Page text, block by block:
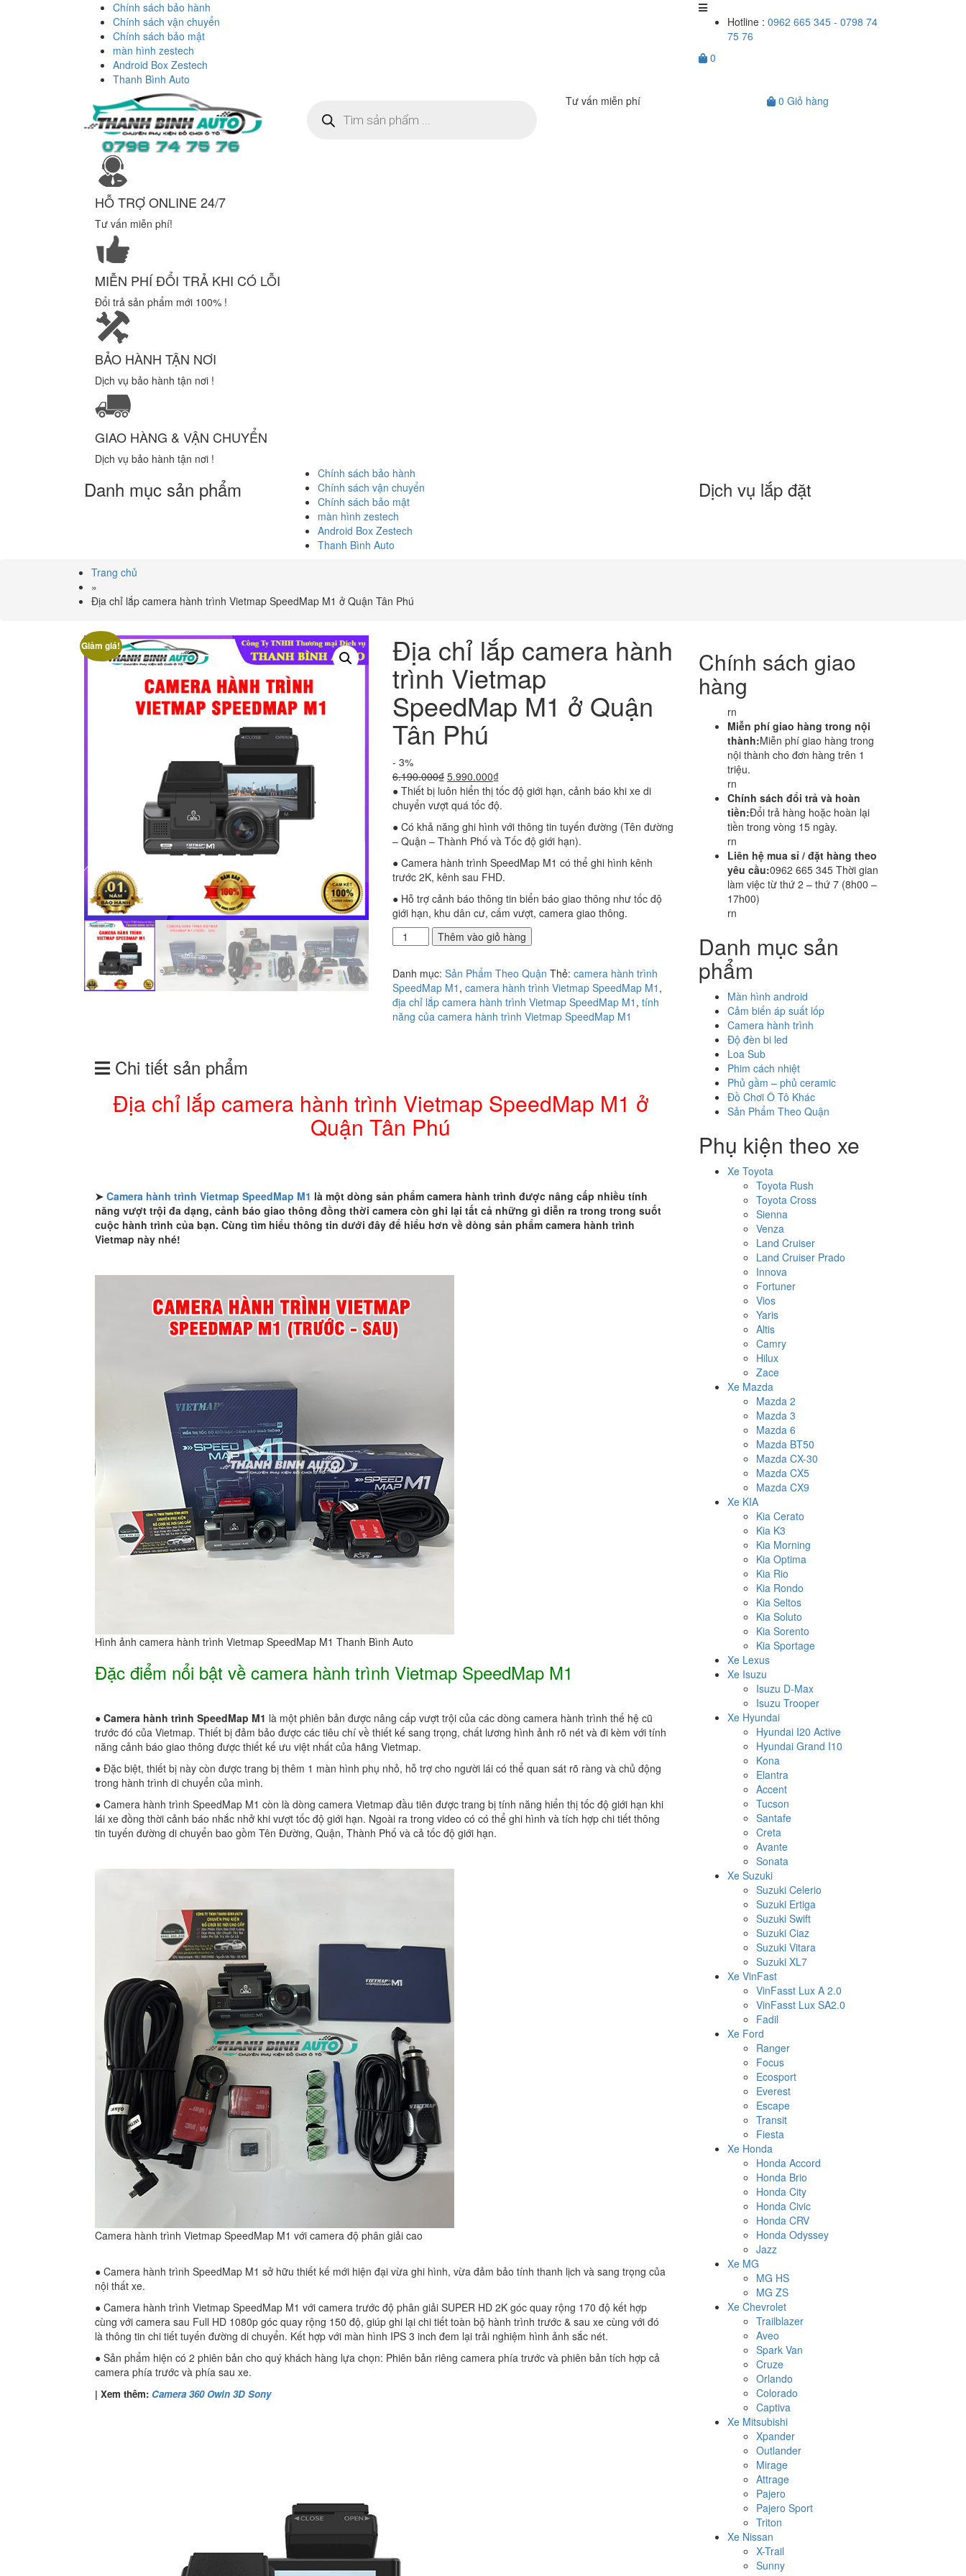
Chính sách bảo hành
Chính sách vận chuyển
Chính sách bảo mật
màn hình zestech
Android Box Zestech
Thanh Bình Auto
Hotline : 0962 665 345 - 0798 74
75 76
0
kiếm
sản
Tư vấn miễn phí 0 Giỏ hàng
HỖ TRỢ ONLINE 24/7
Tư vấn miễn phí!
MIỄN PHÍ ĐỔI TRẢ KHI CÓ LỖI
Đổi trả sản phẩm mới 100% !
BẢO HÀNH TẬN NƠI
Dịch vụ bảo hành tận nơi !
GIAO HÀNG & VẬN CHUYỂN
Dịch vụ bảo hành tận nơi !
Danh mục sản phẩm
Chính sách bảo hành
Chính sách vận chuyển
Chính sách bảo mật
màn hình zestech
Android Box Zestech
Thanh Bình Auto
Dịch vụ lắp đặt
Trang chủ
»
Địa chỉ lắp camera hành trình Vietmap SpeedMap M1 ở Quận Tân Phú
Giảm giá! Địa chỉ lắp camera hành
trình Vietmap
SpeedMap M1 ở Quận
Tân Phú
- 3%
6.190.000₫ Giá
gốc
là:
5.990.000₫Giá
hiện
tại
5.990.000₫.
● Thiết bị luôn hiển thị tốc độ giới hạn, cảnh báo khi xe di
chuyển vượt quá tốc độ.
● Có khả năng ghi hình với thông tin tuyến đường (Tên đường
– Quận – Thành Phố và Tốc độ giới hạn).
● Camera hành trình SpeedMap M1 có thể ghi hình kênh
trước 2K, kênh sau FHD.
● Hỗ trợ cảnh báo thông tin biển báo giao thông như tốc độ
giới hạn, khu dân cư, cấm vượt, camera giao thông.
Địa
chỉ
camera
hành
trình
Vietmap
Phú
lượng
Thêm vào giỏ hàng
Danh mục: Sản Phẩm Theo Quận Thẻ: camera hành trình
SpeedMap M1 , camera hành trình Vietmap SpeedMap M1 ,
địa chỉ lắp camera hành trình Vietmap SpeedMap M1 , tính
năng của camera hành trình Vietmap SpeedMap M1
Chi tiết sản phẩm
Địa chỉ lắp camera hành trình Vietmap SpeedMap M1 ở
Quận Tân Phú
➤ Camera hành trình Vietmap SpeedMap M1 là một dòng sản phẩm camera hành trình được nâng cấp nhiều tính
năng vượt trội đa dạng, cảnh báo giao thông đồng thời camera còn ghi lại tất cả những gì diễn ra trong trong suốt
cuộc hành trình của bạn. Cùng tìm hiểu thông tin dưới đây để hiểu hơn về dòng sản phẩm camera hành trình
Vietmap này nhé!
Hình ảnh camera hành trình Vietmap SpeedMap M1 Thanh Bình Auto
Đặc điểm nổi bật về camera hành trình Vietmap SpeedMap M1
● Camera hành trình SpeedMap M1 là một phiên bản được nâng cấp vượt trội của các dòng camera hành trình thế hệ cũ
trước đó của Vietmap. Thiết bị đảm bảo được các tiêu chí về thiết kế sang trọng, chất lương hình ảnh rõ nét và đi kèm với tính
năng cảnh báo giao thông được thiết kế ưu việt nhất của hãng Vietmap.
● Đặc biệt, thiết bị này còn được trang bị thêm 1 màn hình phụ nhỏ, hỗ trợ cho người lái có thể quan sát rõ ràng và chủ động
trong hành trình di chuyển của mình.
● Camera hành trình SpeedMap M1 còn là dòng camera Vietmap đầu tiên được trang bị tính năng hiển thị tốc độ giới hạn khi
lái xe đồng thời cảnh báo nhắc nhở khi vượt tốc độ giới hạn. Ngoài ra trong video có có thể ghi hình và tích hợp chi tiết thông
tin tuyến đường di chuyển bao gồm Tên Đường, Quận, Thành Phố và cả tốc độ giới hạn.
Camera hành trình Vietmap SpeedMap M1 với camera độ phân giải cao
● Camera hành trình SpeedMap M1 sở hữu thiết kế mới hiện đại vừa ghi hình, vừa đảm bảo tính thanh lịch và sang trọng của
nội thất xe.
● Camera hành trình Vietmap SpeedMap M1 với camera trước độ phân giải SUPER HD 2K góc quay rộng 170 độ kết hợp
cùng với camera sau Full HD 1080p góc quay rộng 150 độ, giúp ghi lại chi tiết toàn bộ hành trình trước & sau xe cùng với đó
là thông tin chi tiết tuyến đường di chuyển. Kết hợp với màn hình IPS 3 inch đem lại trải nghiệm hình ảnh sắc nét.
● Sản phẩm hiện có 2 phiên bản cho quý khách hàng lựa chọn: Phiên bản riêng camera phía trước và phiên bản tích hợp cả
camera phía trước và phía sau xe.
| Xem thêm: Camera 360 Owin 3D Sony
Chính sách giao
hàng
rn
Miễn phí giao hàng trong nội
thành:Miễn phí giao hàng trong
nội thành cho đơn hàng trên 1
triệu.
rn
Chính sách đổi trả và hoàn
tiền:Đổi trả hàng hoặc hoàn lại
tiền trong vòng 15 ngày.
rn
Liên hệ mua sỉ / đặt hàng theo
yêu cầu:0962 665 345 Thời gian
làm việc từ thứ 2 – thứ 7 (8h00 –
17h00)
rn
Danh mục sản
phẩm
Màn hình android
Cảm biến áp suất lốp
Camera hành trình
Độ đèn bi led
Loa Sub
Phim cách nhiệt
Phủ gầm – phủ ceramic
Đồ Chơi Ô Tô Khác
Sản Phẩm Theo Quận
Phụ kiện theo xe
Xe Toyota
Toyota Rush
Toyota Cross
Sienna
Venza
Land Cruiser
Land Cruiser Prado
Innova
Fortuner
Vios
Yaris
Altis
Camry
Hilux
Zace
Xe Mazda
Mazda 2
Mazda 3
Mazda 6
Mazda BT50
Mazda CX-30
Mazda CX5
Mazda CX9
Xe KIA
Kia Cerato
Kia K3
Kia Morning
Kia Optima
Kia Rio
Kia Rondo
Kia Seltos
Kia Soluto
Kia Sorento
Kia Sportage
Xe Lexus
Xe Isuzu
Isuzu D-Max
Isuzu Trooper
Xe Hyundai
Hyundai I20 Active
Hyundai Grand I10
Kona
Elantra
Accent
Tucson
Santafe
Creta
Avante
Sonata
Xe Suzuki
Suzuki Celerio
Suzuki Ertiga
Suzuki Swift
Suzuki Ciaz
Suzuki Vitara
Suzuki XL7
Xe VinFast
VinFasst Lux A 2.0
VinFasst Lux SA2.0
Fadil
Xe Ford
Ranger
Focus
Ecosport
Everest
Escape
Transit
Fiesta
Xe Honda
Honda Accord
Honda Brio
Honda City
Honda Civic
Honda CRV
Honda Odyssey
Jazz
Xe MG
MG HS
MG ZS
Xe Chevrolet
Trailblazer
Aveo
Spark Van
Cruze
Orlando
Colorado
Captiva
Xe Mitsubishi
Xpander
Outlander
Mirage
Attrage
Pajero
Pajero Sport
Triton
Xe Nissan
X-Trail
Sunny